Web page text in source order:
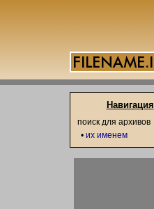
Навигация
поиск для архивов
• их именем